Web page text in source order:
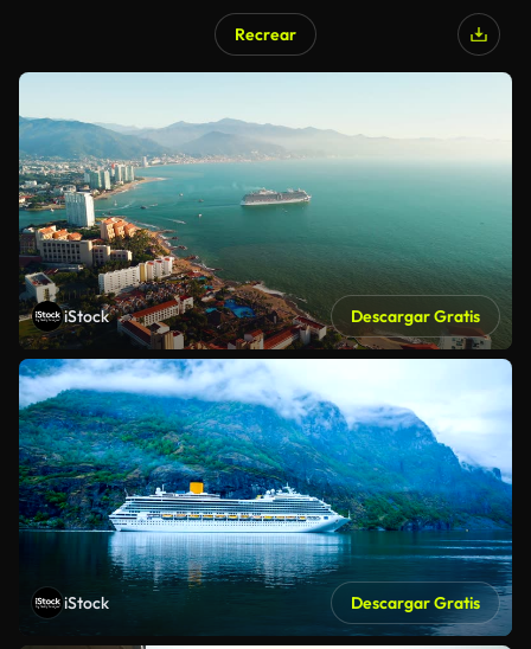
Recrear
iStock Descargar Gratis
iStock Descargar Gratis